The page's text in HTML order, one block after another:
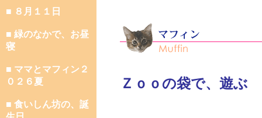
■ ８月１１日
■ 緑のなかで、お昼
寝
■ ママとマフィン２
０２６夏
■ 食いしん坊の、誕
Ｚｏｏの袋で、遊ぶ